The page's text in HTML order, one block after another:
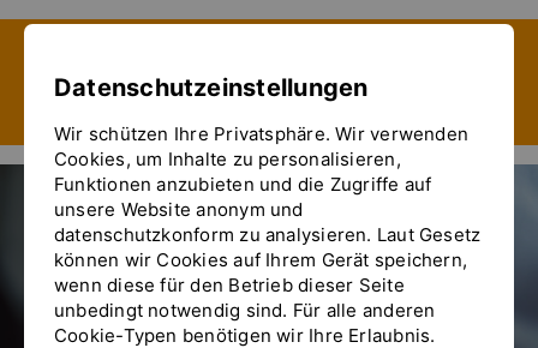
Datenschutzeinstellungen
Wir schützen Ihre Privatsphäre. Wir verwenden
Cookies, um Inhalte zu personalisieren,
Funktionen anzubieten und die Zugriffe auf
unsere Website anonym und
datenschutzkonform zu analysieren. Laut Gesetz
können wir Cookies auf Ihrem Gerät speichern,
wenn diese für den Betrieb dieser Seite
unbedingt notwendig sind. Für alle anderen
Cookie-Typen benötigen wir Ihre Erlaubnis.